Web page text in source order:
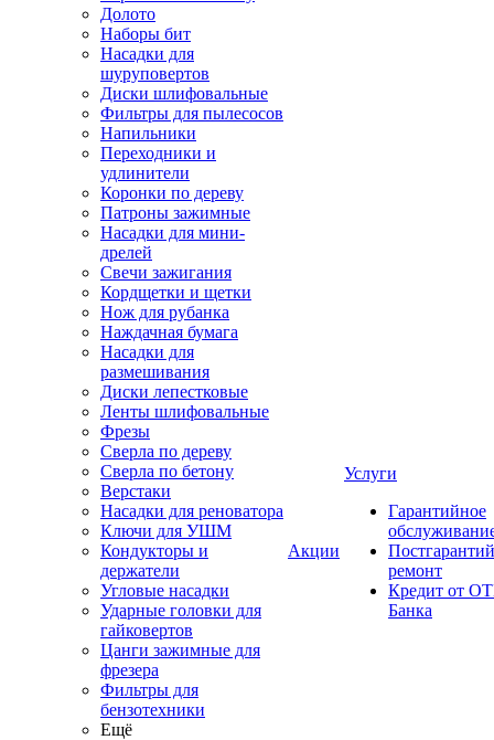
Долото
Наборы бит
Насадки для
шуруповертов
Диски шлифовальные
Фильтры для пылесосов
Напильники
Переходники и
удлинители
Коронки по дереву
Патроны зажимные
Насадки для мини-
дрелей
Свечи зажигания
Кордщетки и щетки
Нож для рубанка
Наждачная бумага
Насадки для
размешивания
Диски лепестковые
Ленты шлифовальные
Фрезы
Сверла по дереву
Сверла по бетону
Верстаки
Насадки для реноватора
Ключи для УШМ
Кондукторы и
держатели
Угловые насадки
Ударные головки для
гайковертов
Цанги зажимные для
фрезера
Фильтры для
бензотехники
Ещё
Акции
Услуги
Гарантийное
ремонт
Кредит от
Банка